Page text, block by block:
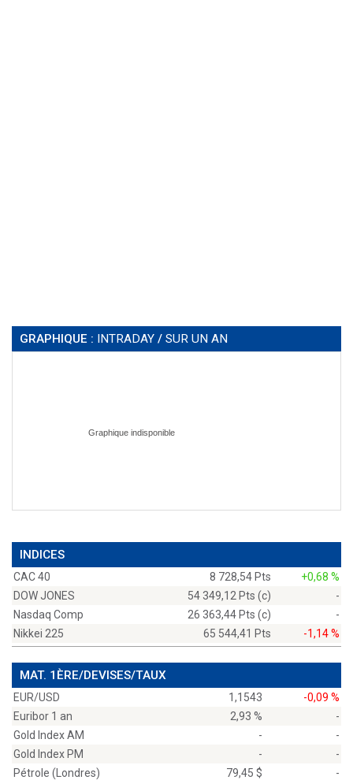
GRAPHIQUE : INTRADAY / SUR UN AN
INDICES
CAC 40 8 728,54 Pts
+0,68 %
DOW JONES
54 349,12 Pts (c)
-
Nasdaq Comp
26 363,44 Pts (c)
-
Nikkei 225
65 544,41 Pts -1,14 %
MAT. 1ÈRE/DEVISES/TAUX
EUR/USD 1,1543
-0,09 %
Euribor 1 an
2,93 %
-
Gold Index AM
-
-
Gold Index PM
-
-
Pétrole (Londres)
79,45 $ -